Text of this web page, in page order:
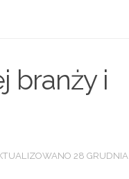
branży i
28